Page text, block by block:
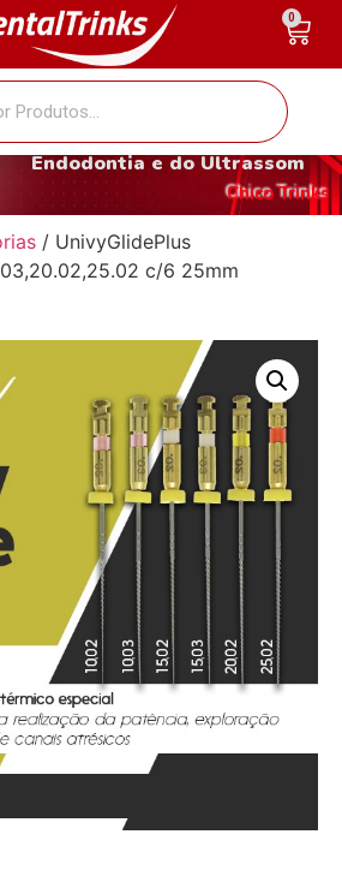
O fantástico mundo da
Endodontia e do Ultrassom
Chico Trinks
/ UnivyGlidePlus
c/6 25mm
0